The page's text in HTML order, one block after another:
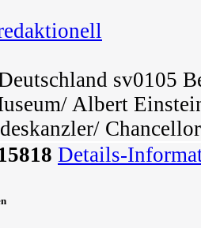
sv0105
Albert
Chancellor
Details-